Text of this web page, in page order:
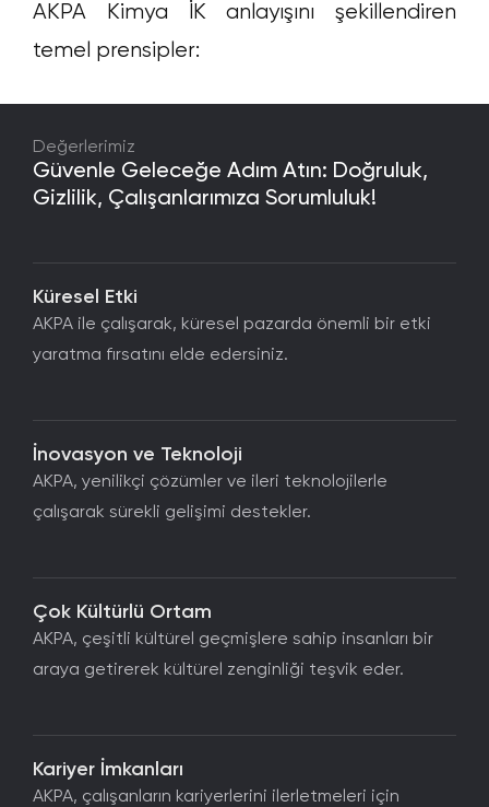
AKPA Kimya İK anlayışını şekillendiren
temel prensipler:
Değerlerimiz
Güvenle Geleceğe Adım Atın: Doğruluk,
Gizlilik, Çalışanlarımıza Sorumluluk!
Küresel Etki
AKPA ile çalışarak, küresel pazarda önemli bir etki
yaratma fırsatını elde edersiniz.
İnovasyon ve Teknoloji
AKPA, yenilikçi çözümler ve ileri teknolojilerle
çalışarak sürekli gelişimi destekler.
Çok Kültürlü Ortam
AKPA, çeşitli kültürel geçmişlere sahip insanları bir
araya getirerek kültürel zenginliği teşvik eder.
Kariyer İmkanları
AKPA, çalışanların kariyerlerini ilerletmeleri için